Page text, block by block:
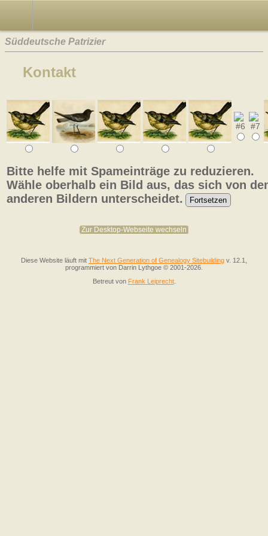
Süddeutsche Patrizier
Kontakt
Bitte helfe mit Spameinträge zu reduzieren.
Wähle oberhalb ein Bild aus, das sich von
anderen Bildern unterscheidet.
Zur Desktop-Webseite wechseln
Diese Website läuft mit The Next Generation of Genealogy Sitebuilding v. 12.1,
programmiert von Darrin Lythgoe © 2001-2026.
Betreut von Frank Leiprecht.